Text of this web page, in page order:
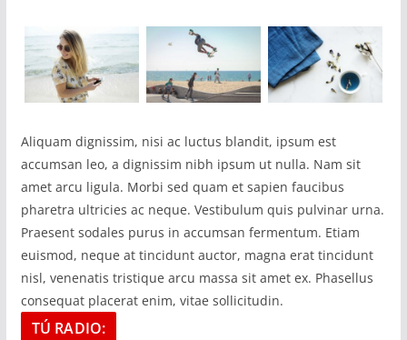
Aliquam dignissim, nisi ac luctus blandit, ipsum est
accumsan leo, a dignissim nibh ipsum ut nulla. Nam sit
amet arcu ligula. Morbi sed quam et sapien faucibus
pharetra ultricies ac neque. Vestibulum quis pulvinar urna.
Praesent sodales purus in accumsan fermentum. Etiam
euismod, neque at tincidunt auctor, magna erat tincidunt
nisl, venenatis tristique arcu massa sit amet ex. Phasellus
consequat placerat enim, vitae sollicitudin.
TÚ RADIO: